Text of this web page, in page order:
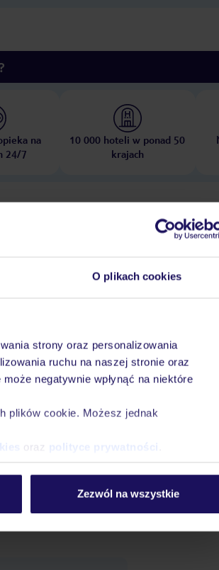
O plikach cookies
strony oraz personalizowania
ruchu na naszej stronie oraz
negatywnie wpłynąć na niektóre
plików cookie. Możesz jednak
oraz polityce prywatności
Zezwól na wszystkie
na
24/7
10 000 hoteli w ponad 50
krajach
i rozrywkowej.
Sala fitness
Liczba
od dostępności),
Ups,
Zobacz